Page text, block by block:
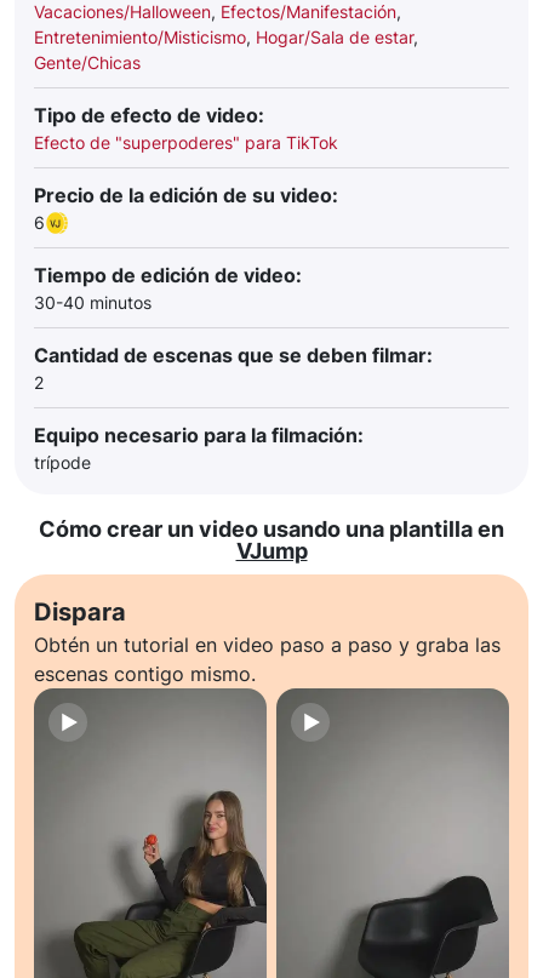
Vacaciones/Halloween, Efectos/Manifestación,
Entretenimiento/Misticismo, Hogar/Sala de estar,
Gente/Chicas
Tipo de efecto de video:
Efecto de "superpoderes" para TikTok
Precio de la edición de su video:
6
Tiempo de edición de video:
30-40 minutos
Cantidad de escenas que se deben filmar:
2
Equipo necesario para la filmación:
trípode
Cómo crear un video usando una plantilla en
VJump
Dispara
Obtén un tutorial en video paso a paso y graba las
escenas contigo mismo.